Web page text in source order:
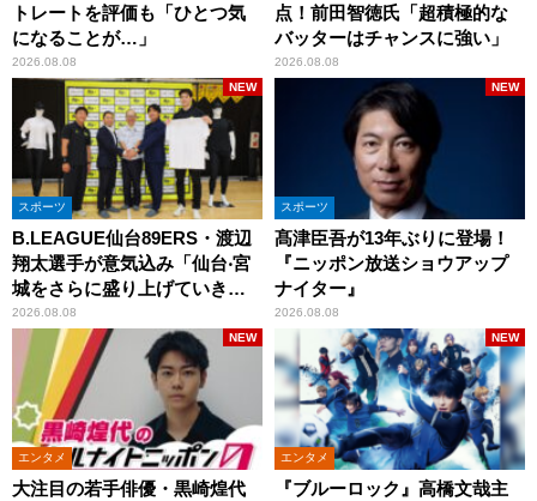
トレートを評価も「ひとつ気
になることが…」
2026.08.08
点！前田智徳氏「超積極的な
バッターはチャンスに強い」
2026.08.08
スポーツ
B.LEAGUE仙台89ERS・渡辺
翔太選手が意気込み「仙台‧宮
城をさらに盛り上げていきた
いです」
2026.08.08
NEW
スポーツ
髙津臣吾が13年ぶりに登場！
『ニッポン放送ショウアップ
ナイター』
2026.08.08
NEW
エンタメ
大注目の若手俳優・黒崎煌代
NEW
エンタメ
『ブルーロック』高橋文哉主
NEW